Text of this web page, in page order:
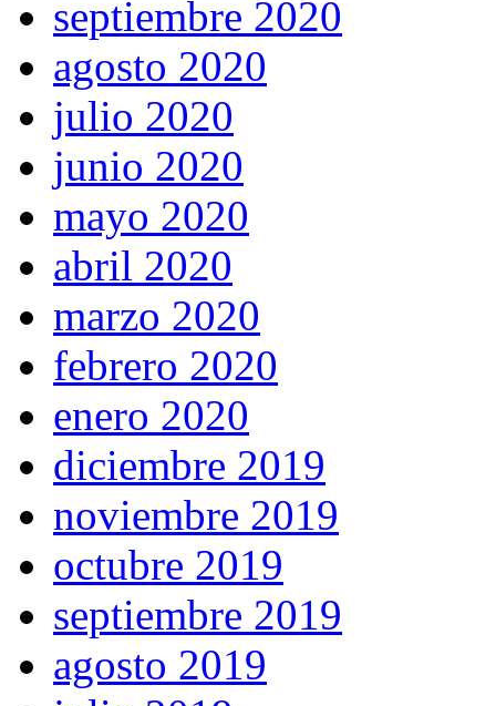
septiembre 2020
agosto 2020
julio 2020
junio 2020
mayo 2020
abril 2020
marzo 2020
febrero 2020
enero 2020
diciembre 2019
noviembre 2019
octubre 2019
septiembre 2019
agosto 2019